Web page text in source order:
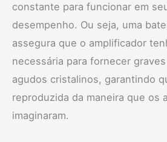
constante para funcionar em
desempenho. Ou seja, uma
assegura que o amplificador
necessária para fornecer
agudos cristalinos, garantindo
reproduzida da maneira que os
imaginaram.